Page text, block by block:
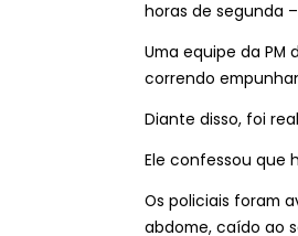
horas de segunda
Uma equipe da
correndo
Diante disso, foi
Ele confessou que
Os policiais foram
abdome, caído ao